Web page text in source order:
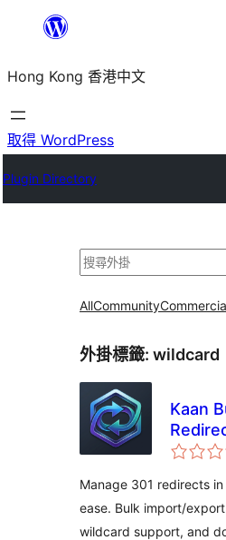
主
要
內
Hong Kong 香港中文
取得 WordPress
Plugin Directory
搜
AllCommunity
外掛標籤: wildcard
Kaan
Manage 301 redirects
ease. Bulk import/export
wildcard support, and